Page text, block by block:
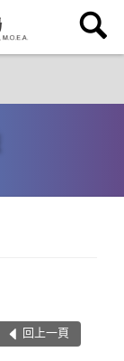
回上一頁